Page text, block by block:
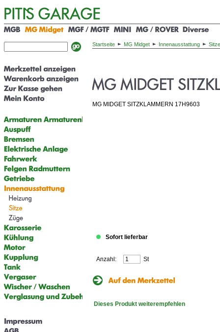
Startseite MG Midget Innenausstattung Sitze
MG MIDGET SITZKLAMMERN 17H9603
Sofort lieferbar
Anzahl: St
Dieses Produkt weiterempfehlen